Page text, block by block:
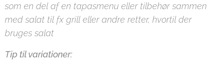
som en del af en tapasmenu eller tilbehør sammen
med salat til fx grill eller andre retter, hvortil der
bruges salat
Tip til variationer: